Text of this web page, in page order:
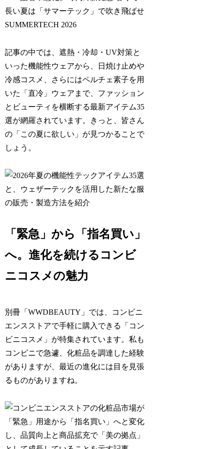
記事の中では、遮熱・冷却・UV対策と
いった機能性ウェアから、日焼け止めや
冷感コスメ、さらにはペルチェ素子を用
いた「直冷」ウェアまで、ファッション
とビューティを横断する最新アイテム35
選が網羅されています。きっと、皆さん
の「この夏に欲しい」が見つかることで
しょう。
「緊急」から「指名買い」
へ。進化を続けるコンビ
ニコスメの魅力
別冊「WWDBEAUTY」では、コンビニ
エンスストアで手軽に購入できる「コン
ビニコスメ」が特集されています。私も
コンビニで急遽、化粧品を調達した経験
がありますが、最近の進化には目を見張
るものがありますね。